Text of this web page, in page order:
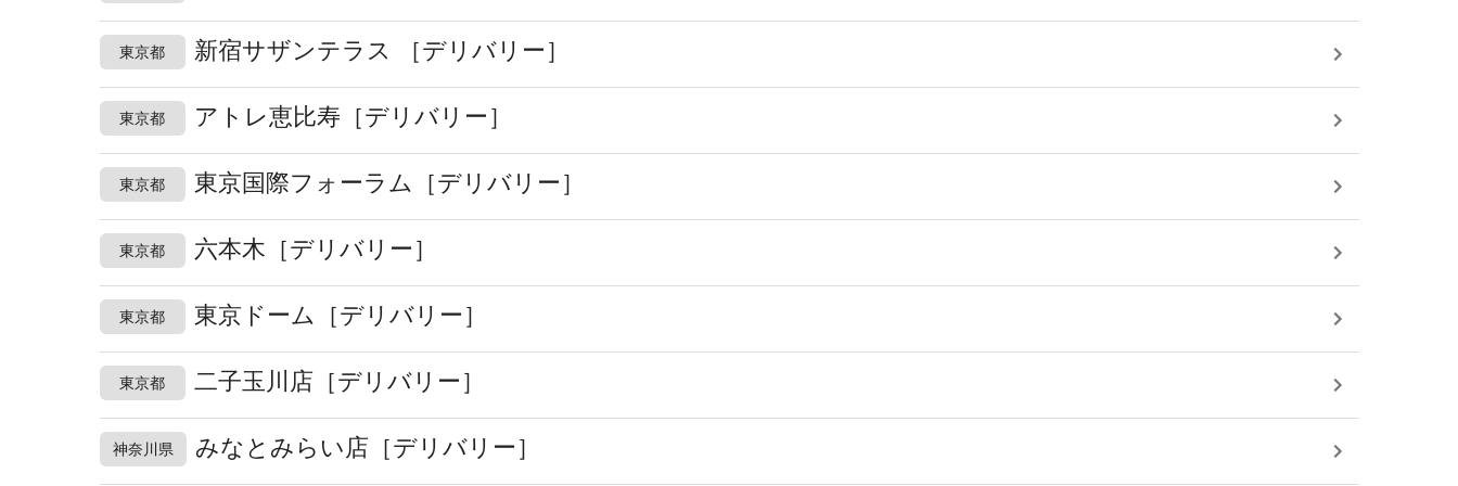
東京都 新宿サザンテラス ［デリバリー］
東京都 アトレ恵比寿［デリバリー］
東京都 東京国際フォーラム［デリバリー］
東京都 六本木［デリバリー］
東京都 東京ドーム［デリバリー］
東京都 二子玉川店［デリバリー］
神奈川県 みなとみらい店［デリバリー］